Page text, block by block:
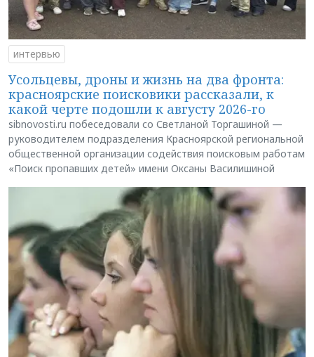
интервью
Усольцевы, дроны и жизнь на два фронта:
красноярские поисковики рассказали, к
какой черте подошли к августу 2026-го
sibnovosti.ru побеседовали со Светланой Торгашиной —
руководителем подразделения Красноярской региональной
общественной организации содействия поисковым работам
«Поиск пропавших детей» имени Оксаны Василишиной